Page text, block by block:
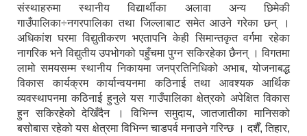
संस्थाहरुमा स्थानीय विद्यार्थीका अलावा अन्य छिमेकी
गाउँपालिका÷नगरपालिका तथा जिल्लाबाट समेत आउने गरेका छन् ।
अधिकांश घरमा विद्युतीकरण भएतापनि केही सिमान्तकृत वर्गमा रहेका
नागरिक भने विद्युतीय उपभोगको पहुँचमा पुग्न सकिरहेका छैनन् । विगतमा
लामो समयसम्म स्थानीय निकायमा जनप्रतिनिधिको अभाब, योजनाबद्ध
विकास कार्यक्रम कार्यान्वयनमा कठिनाई तथा आवश्यक आर्थिक
व्यवस्थापनमा कठिनाई हुनुले यस गाउँपालिका क्षेत्रको अपेक्षित विकास
हुन सकिरहेको देखिँदैन । विभिन्न समुदाय, जातजातीका मानिसको
बसोबास रहेको यस क्षेत्रमा विभिन्न चाडपर्व मनाउने गरिन्छ । दशैँ, तिहार,